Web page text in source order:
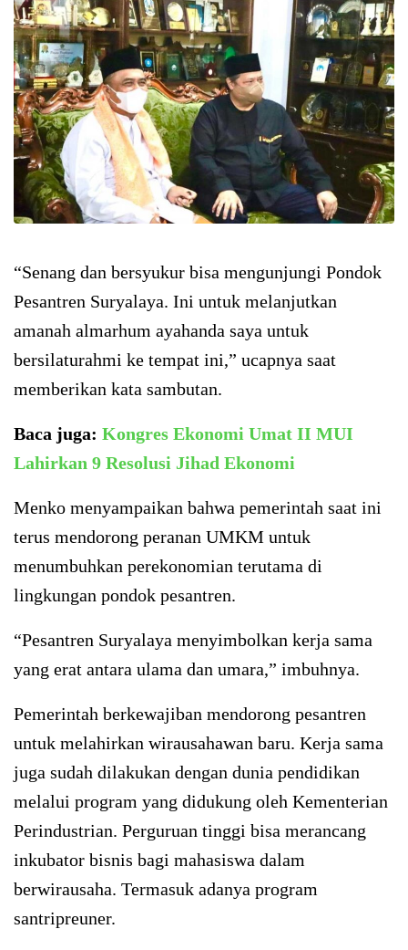
“Senang dan bersyukur bisa mengunjungi Pondok
Pesantren Suryalaya. Ini untuk melanjutkan
amanah almarhum ayahanda saya untuk
bersilaturahmi ke tempat ini,” ucapnya saat
memberikan kata sambutan.
Baca juga: Kongres Ekonomi Umat II MUI
Lahirkan 9 Resolusi Jihad Ekonomi
Menko menyampaikan bahwa pemerintah saat ini
terus mendorong peranan UMKM untuk
menumbuhkan perekonomian terutama di
lingkungan pondok pesantren.
“Pesantren Suryalaya menyimbolkan kerja sama
yang erat antara ulama dan umara,” imbuhnya.
Pemerintah berkewajiban mendorong pesantren
untuk melahirkan wirausahawan baru. Kerja sama
juga sudah dilakukan dengan dunia pendidikan
melalui program yang didukung oleh Kementerian
Perindustrian. Perguruan tinggi bisa merancang
inkubator bisnis bagi mahasiswa dalam
berwirausaha. Termasuk adanya program
santripreuner.